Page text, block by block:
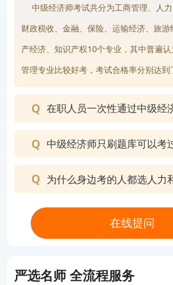
2.强化重点与热点知识：结合教材
数字经济、新质生产力等内容。
3.模拟机考练习：熟悉机考操作界
误影响考试成绩。
4.关注政策变化：及时查看人社部
考试安排信息准确无误。
总之，掌握2026年中级经济师报名
排，提前制定科学备考计划，是顺
键。希望考生合理安排时间、系统
以上就是【2026年中级经济师考试
考生速览！】的全部内容，想要了
中级经济师考试共分为工商管理、人力
财政税收、金融、保险、运输经济、旅
产经济、知识产权10个专业，其中普遍
管理专业比较好考，考试合格率分别达到
在职人员一次性通过中级经
中级经济师只刷题库可以考
为什么身边考的人都选人力
在线提问
严选名师 全流程服务